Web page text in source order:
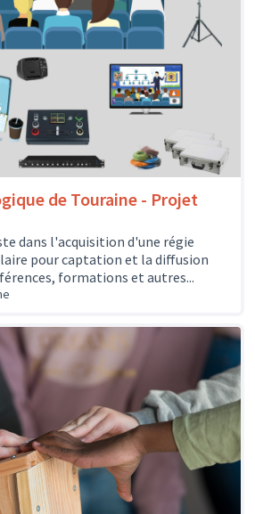
de Touraine - Projet
dans l'acquisition d'une régie
pour captation et la diffusion
formations et autres...